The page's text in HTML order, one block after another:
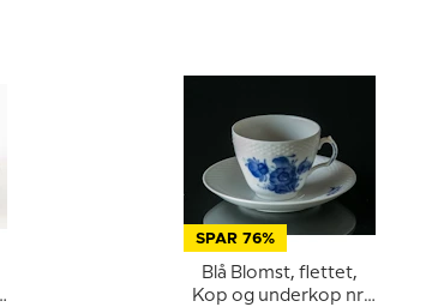
SPAR 76%
Blå Blomst, flettet,
Kop og underkop nr.